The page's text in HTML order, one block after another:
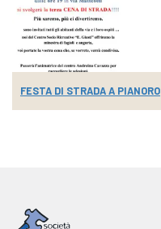
FESTA DI STRADA A PIANORO